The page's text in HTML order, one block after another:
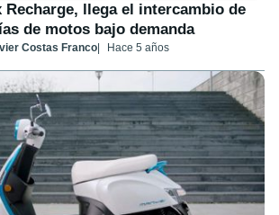
Recharge, llega el intercambio de
de motos bajo demanda
Costas Franco Hace 5 años